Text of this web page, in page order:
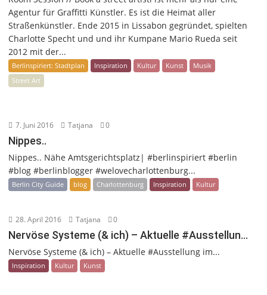
Agentur für Graffitti Künstler. Es ist die Heimat aller
Straßenkünstler. Ende 2015 in Lissabon gegründet, spielten
Charlotte Specht und und ihr Kumpane Mario Rueda seit
2012 mit der...
Berlinspiriert: Stadtplan Inspiration Kultur Kunst
Musik
Street Art
7. Juni 2016 Tatjana 0
Nippes..
Nippes.. Nähe Amtsgerichtsplatz| #berlinspiriert #berlin
#blog #berlinblogger #welovecharlottenburg...
Berlin City Guide blog Charlottenburg Inspiration Kultur
28. April 2016 Tatjana 0
Nervöse Systeme (& ich) – Aktuelle #Ausstellun…
Nervöse Systeme (& ich) – Aktuelle #Ausstellung im...
Inspiration Kultur Kunst